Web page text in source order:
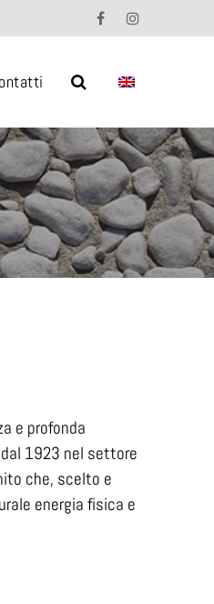
e profonda
1923 nel settore
che, scelto e
energia fisica e